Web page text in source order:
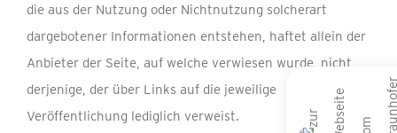
die aus der Nutzung oder Nichtnutzung solcherart
dargebotener Informationen entstehen, haftet allein der
Anbieter der Seite, auf welche verwiesen wurde, nicht
derjenige, der über Links auf die jeweilige
Veröffentlichung lediglich verweist.